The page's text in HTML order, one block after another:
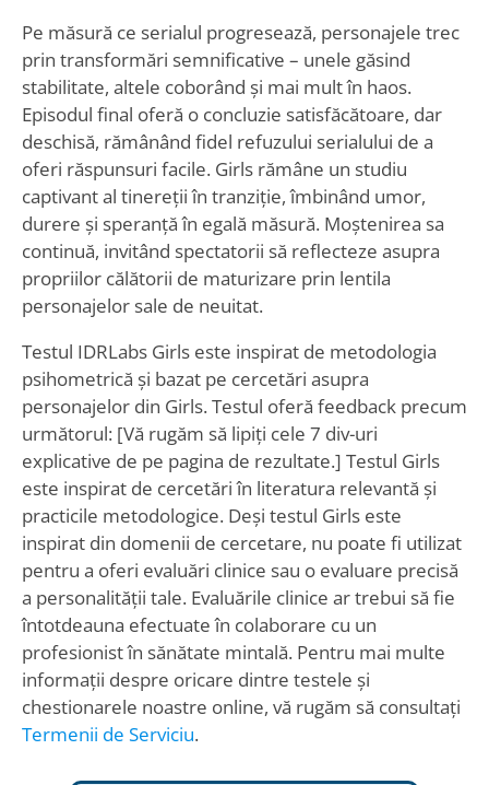
Pe măsură ce serialul progresează, personajele trec
prin transformări semnificative – unele găsind
stabilitate, altele coborând și mai mult în haos.
Episodul final oferă o concluzie satisfăcătoare, dar
deschisă, rămânând fidel refuzului serialului de a
oferi răspunsuri facile. Girls rămâne un studiu
captivant al tinereții în tranziție, îmbinând umor,
durere și speranță în egală măsură. Moștenirea sa
continuă, invitând spectatorii să reflecteze asupra
propriilor călătorii de maturizare prin lentila
personajelor sale de neuitat.
Testul IDRLabs Girls este inspirat de metodologia
psihometrică și bazat pe cercetări asupra
personajelor din Girls. Testul oferă feedback precum
următorul: [Vă rugăm să lipiți cele 7 div-uri
explicative de pe pagina de rezultate.] Testul Girls
este inspirat de cercetări în literatura relevantă și
practicile metodologice. Deși testul Girls este
inspirat din domenii de cercetare, nu poate fi utilizat
pentru a oferi evaluări clinice sau o evaluare precisă
a personalității tale. Evaluările clinice ar trebui să fie
întotdeauna efectuate în colaborare cu un
profesionist în sănătate mintală. Pentru mai multe
informații despre oricare dintre testele și
chestionarele noastre online, vă rugăm să consultați
Termenii de Serviciu.